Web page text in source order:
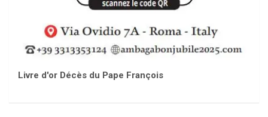
Livre d'or Décès du Pape François